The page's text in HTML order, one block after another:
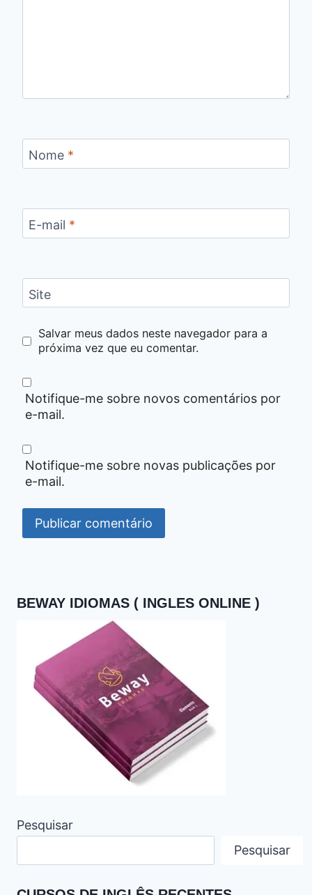
Nome *
E-mail *
Site
Salvar meus dados neste navegador para a
próxima vez que eu comentar.
Notifique-me sobre novos comentários por
e-mail.
Notifique-me sobre novas publicações por
e-mail.
BEWAY IDIOMAS ( INGLES ONLINE )
Pesquisar
Pesquisar